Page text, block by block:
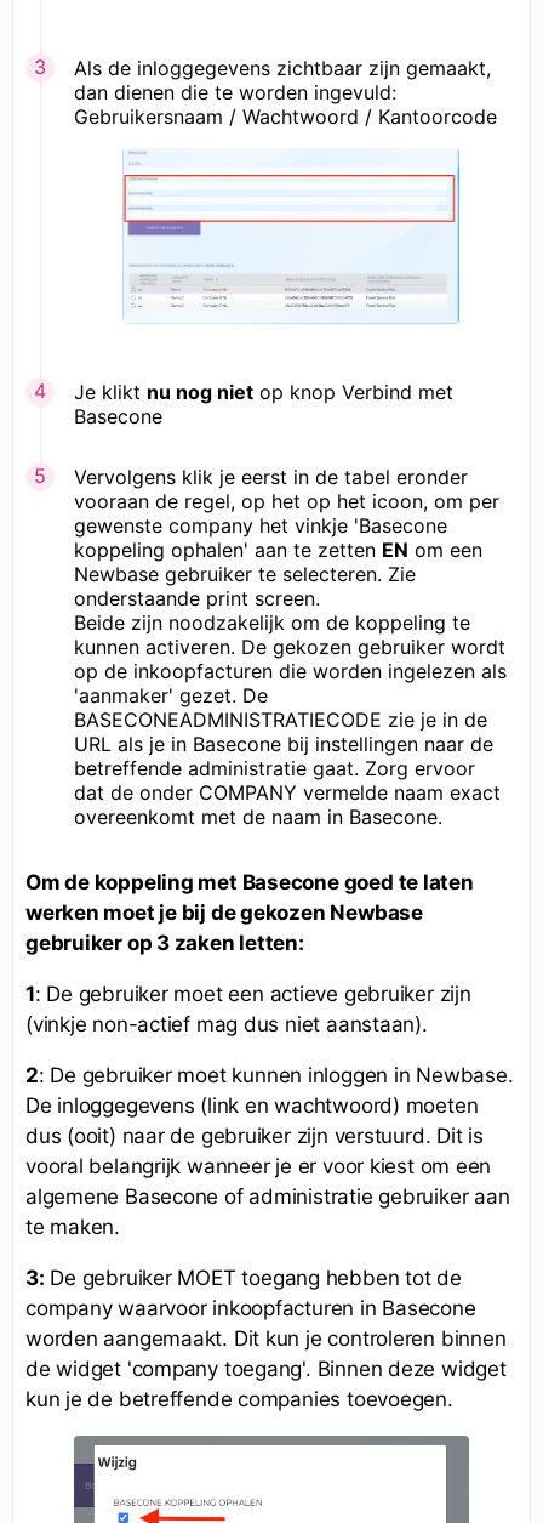
Als de inloggegevens zichtbaar zijn gemaakt,
dan dienen die te worden ingevuld:
Gebruikersnaam / Wachtwoord / Kantoorcode
Je klikt nu nog niet op knop Verbind met
Basecone
Vervolgens klik je eerst in de tabel eronder
vooraan de regel, op het op het icoon, om per
gewenste company het vinkje 'Basecone
koppeling ophalen' aan te zetten EN om een
Newbase gebruiker te selecteren. Zie
onderstaande print screen.
Beide zijn noodzakelijk om de koppeling te
kunnen activeren. De gekozen gebruiker wordt
op de inkoopfacturen die worden ingelezen als
'aanmaker' gezet. De
BASECONEADMINISTRATIECODE zie je in de
URL als je in Basecone bij instellingen naar de
betreffende administratie gaat. Zorg ervoor
dat de onder COMPANY vermelde naam exact
overeenkomt met de naam in Basecone.
Om de koppeling met Basecone goed te laten
werken moet je bij de gekozen Newbase
gebruiker op 3 zaken letten:
1: De gebruiker moet een actieve gebruiker zijn
(vinkje non-actief mag dus niet aanstaan).
2: De gebruiker moet kunnen inloggen in Newbase.
De inloggegevens (link en wachtwoord) moeten
dus (ooit) naar de gebruiker zijn verstuurd. Dit is
vooral belangrijk wanneer je er voor kiest om een
algemene Basecone of administratie gebruiker aan
te maken.
3: De gebruiker MOET toegang hebben tot de
company waarvoor inkoopfacturen in Basecone
worden aangemaakt. Dit kun je controleren binnen
de widget 'company toegang'. Binnen deze widget
kun je de betreffende companies toevoegen.